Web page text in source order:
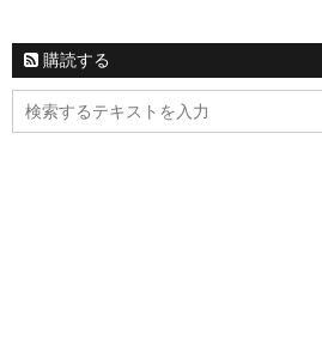
購読する